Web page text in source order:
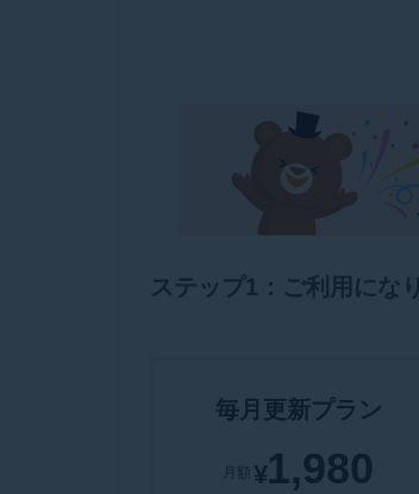
ステップ1：ご利用にな
毎月更新プラン
月額 ¥1,980